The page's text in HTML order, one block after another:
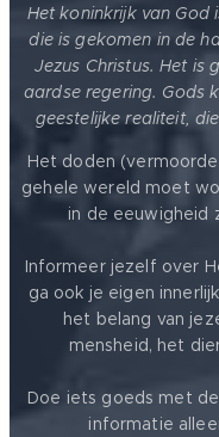
Het koninkrijk van God
die is gekomen in de
Jezus Christus. Het is
aardse regering. Gods
geestelijke realiteit,
Het doden
gehele wereld moet
in de eeuwigheid
Informeer jezelf over
ga ook je eigen
het belang van
mensheid, het
Doe iets goeds met
informatie